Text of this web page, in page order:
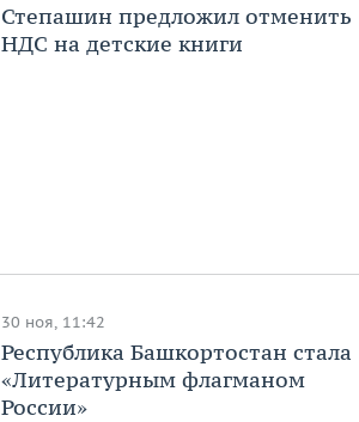
Степашин предложил отменить
НДС на детские книги
30 ноя, 11:42
Республика Башкортостан стала
«Литературным флагманом
России»